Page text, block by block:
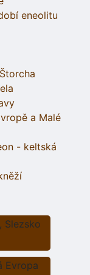
eneolitu
a Malé
- keltská
Slezsko
Evropa